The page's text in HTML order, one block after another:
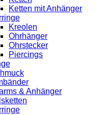
Ketten mit Anhänger
Kreolen
Ohrhänger
Ohrstecker
Piercings
& Anhänger